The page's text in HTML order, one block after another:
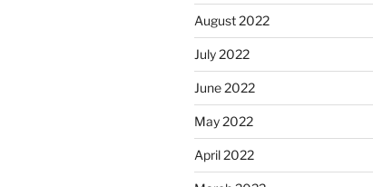
August 2022
July 2022
June 2022
May 2022
April 2022